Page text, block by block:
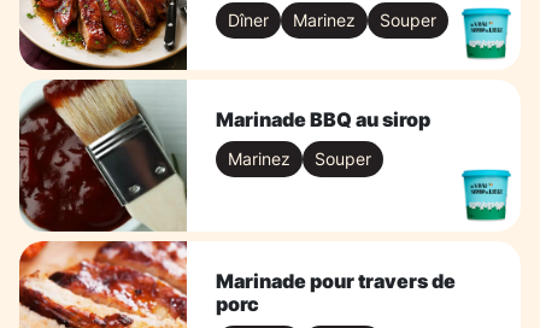
Dîner Marinez Souper
Marinade BBQ au sirop
Marinez Souper
Marinade pour travers de
porc